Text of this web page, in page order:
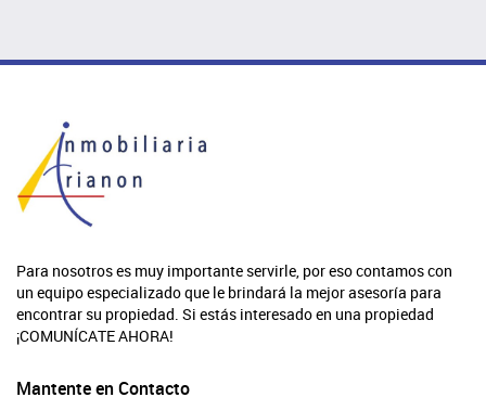
Para nosotros es muy importante servirle, por eso contamos con
un equipo especializado que le brindará la mejor asesoría para
encontrar su propiedad. Si estás interesado en una propiedad
¡COMUNÍCATE AHORA!
Mantente en Contacto